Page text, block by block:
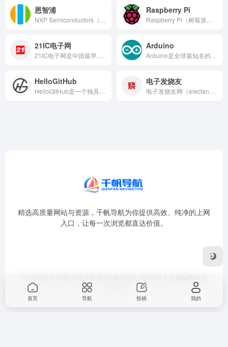
恩智浦 Raspberry Pi
21IC电子网 Arduino
HelloGitHub 电子发烧友
精选高质量网站与资源，千帆导航为你提供高效、纯净的上网
入口，让每一次浏览都直达价值。
首页 导航 投稿 我的